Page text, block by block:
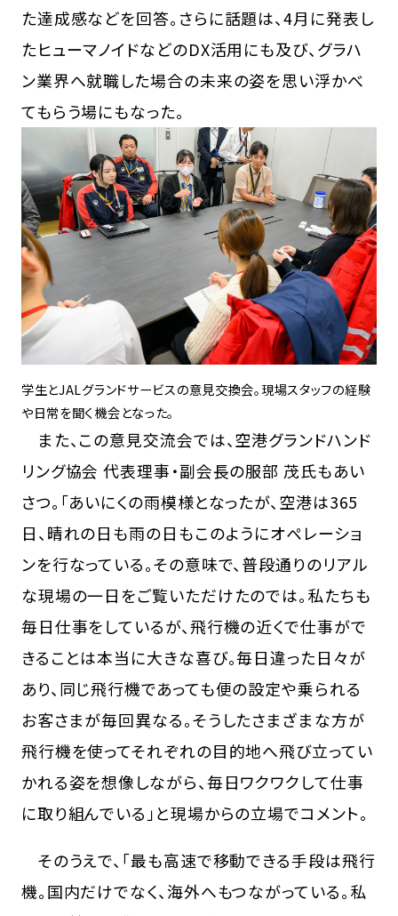
た達成感などを回答。さらに話題は、4月に発表し
たヒューマノイドなどのDX活用にも及び、グラハ
ン業界へ就職した場合の未来の姿を思い浮かべ
てもらう場にもなった。
学生とJALグランドサービスの意見交換会。現場スタッフの経験
や日常を聞く機会となった。
また、この意見交流会では、空港グランドハンド
リング協会 代表理事・副会長の服部 茂氏もあい
さつ。「あいにくの雨模様となったが、空港は365
日、晴れの日も雨の日もこのようにオペレーショ
ンを行なっている。その意味で、普段通りのリアル
な現場の一日をご覧いただけたのでは。私たちも
毎日仕事をしているが、飛行機の近くで仕事がで
きることは本当に大きな喜び。毎日違った日々が
あり、同じ飛行機であっても便の設定や乗られる
お客さまが毎回異なる。そうしたさまざまな方が
飛行機を使ってそれぞれの目的地へ飛び立ってい
かれる姿を想像しながら、毎日ワクワクして仕事
に取り組んでいる」と現場からの立場でコメント。
そのうえで、「最も高速で移動できる手段は飛行
機。国内だけでなく、海外へもつながっている。私